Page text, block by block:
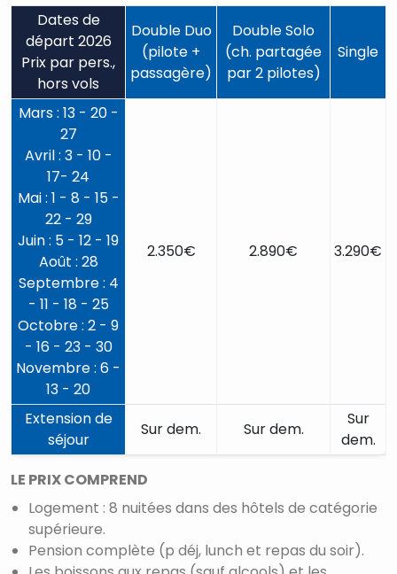
Dates de
départ 2026
Prix par pers.,
hors vols
Double Duo
(pilote +
passagère)
Double Solo
(ch. partagée
par 2 pilotes)
Single
Mars : 13 - 20 -
27
Avril : 3 - 10 -
17- 24
Mai : 1 - 8 - 15 -
22 - 29
Juin : 5 - 12 - 19
Août : 28
Septembre : 4
- 11 - 18 - 25
Octobre : 2 - 9
- 16 - 23 - 30
Novembre : 6 -
13 - 20
2.350€ 2.890€ 3.290€
Extension de
séjour
Sur dem. Sur dem.
Sur
dem.
LE PRIX COMPREND
Logement : 8 nuitées dans des hôtels de catégorie
supérieure.
Pension complète (p déj, lunch et repas du soir).